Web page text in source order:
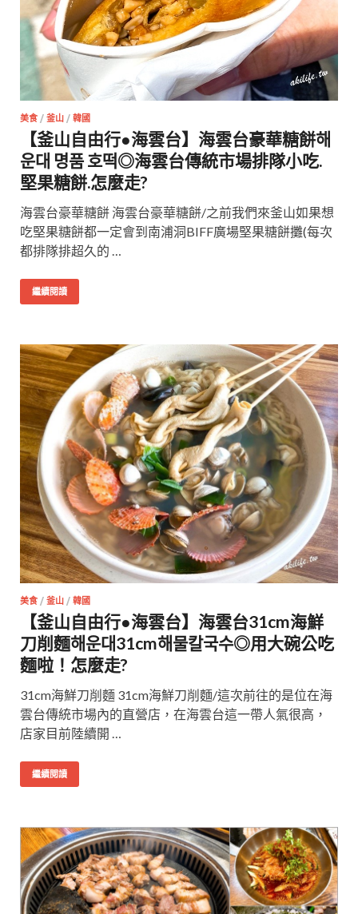
美食 / 釜山 / 韓國
【釜山自由行●海雲台】海雲台豪華糖餅해
운대 명품 호떡◎海雲台傳統市場排隊小吃.
堅果糖餅.怎麼走?
海雲台豪華糖餅 海雲台豪華糖餅/之前我們來釜山如果想
吃堅果糖餅都一定會到南浦洞BIFF廣場堅果糖餅攤(每次
都排隊排超久的 …
繼續閱讀
美食 / 釜山 / 韓國
【釜山自由行●海雲台】海雲台31cm海鮮
刀削麵해운대31cm해물칼국수◎用大碗公吃
麵啦！怎麼走?
31cm海鮮刀削麵 31cm海鮮刀削麵/這次前往的是位在海
雲台傳統市場內的直營店，在海雲台這一帶人氣很高，
店家目前陸續開 …
繼續閱讀